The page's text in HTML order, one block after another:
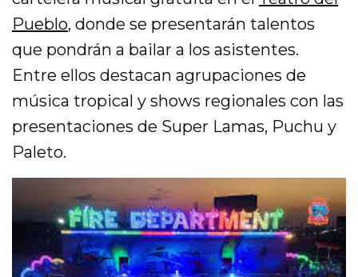
Pueblo, donde se presentarán talentos
que pondrán a bailar a los asistentes.
Entre ellos destacan agrupaciones de
música tropical y shows regionales con las
presentaciones de Super Lamas, Puchu y
Paleto.